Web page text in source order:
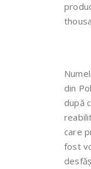
din
după
care
fost